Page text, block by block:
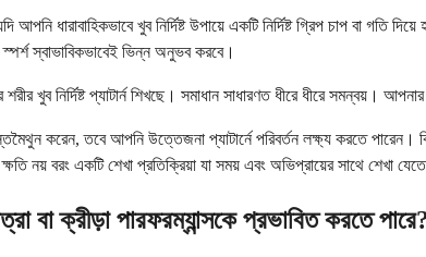
আপনি ধারাবাহিকভাবে খুব নির্দিষ্ট উপায়ে একটি নির্দিষ্ট গ্রিপ চাপ বা
স্বাভাবিকভাবেই ভিন্ন অনুভব করবে।
খুব নির্দিষ্ট প্যাটার্ন শিখছে। সমাধান সাধারণত ধীরে ধীরে সমন্বয়।
করেন, তবে আপনি উত্তেজনা প্যাটার্নে পরিবর্তন লক্ষ্য করতে
নয় বরং একটি শেখা প্রতিক্রিয়া যা সময় এবং অভিপ্রায়ের সাথে শেখা
বা ক্রীড়া পারফরম্যান্সকে প্রভাবিত করতে